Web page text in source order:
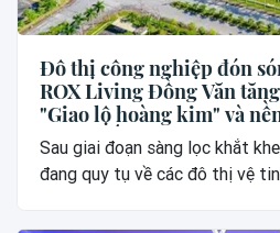
Đô thị công nghiệp đón
ROX Living Đồng Văn
"Giao lộ hoàng kim" và
vững chắc
Sau giai đoạn sàng lọc khắt
đang quy tụ về các đô thị vệ